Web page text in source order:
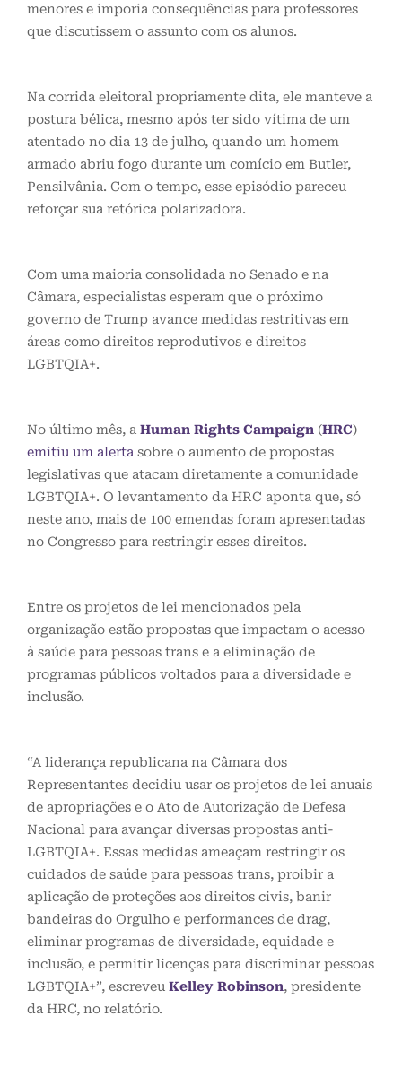
menores e imporia consequências para professores
que discutissem o assunto com os alunos.
Na corrida eleitoral propriamente dita, ele manteve a
postura bélica, mesmo após ter sido vítima de um
atentado no dia 13 de julho, quando um homem
armado abriu fogo durante um comício em Butler,
Pensilvânia. Com o tempo, esse episódio pareceu
reforçar sua retórica polarizadora.
Com uma maioria consolidada no Senado e na
Câmara, especialistas esperam que o próximo
governo de Trump avance medidas restritivas em
áreas como direitos reprodutivos e direitos
LGBTQIA+.
No último mês, a Human Rights Campaign (HRC)
emitiu um alerta sobre o aumento de propostas
legislativas que atacam diretamente a comunidade
LGBTQIA+. O levantamento da HRC aponta que, só
neste ano, mais de 100 emendas foram apresentadas
no Congresso para restringir esses direitos.
Entre os projetos de lei mencionados pela
organização estão propostas que impactam o acesso
à saúde para pessoas trans e a eliminação de
programas públicos voltados para a diversidade e
inclusão.
“A liderança republicana na Câmara dos
Representantes decidiu usar os projetos de lei anuais
de apropriações e o Ato de Autorização de Defesa
Nacional para avançar diversas propostas anti-
LGBTQIA+. Essas medidas ameaçam restringir os
cuidados de saúde para pessoas trans, proibir a
aplicação de proteções aos direitos civis, banir
bandeiras do Orgulho e performances de drag,
eliminar programas de diversidade, equidade e
inclusão, e permitir licenças para discriminar pessoas
LGBTQIA+”, escreveu Kelley Robinson, presidente
da HRC, no relatório.